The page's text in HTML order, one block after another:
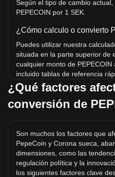
Según el tipo de cambio
PEPECOIN por 1 SEK.
¿Cómo calculo o convierto
Puedes utilizar nuestra
situada en la parte superior de
cualquier monto de PEPECOIN
incluido tablas de referencia
más populares. Por ejemplo, 5
PEPECOIN, mientras que 5
estimado de 3.73SEK.
historia?
El precio máximo histórico de 1
kr71.73. Queda por ver si el
superará el máximo histórico
¿Qué factores
conversión de
Son muchos los factores que
PepeCoin y Corona sueca,
dimensiones, como las
regulación política y la
los siguientes factores clave